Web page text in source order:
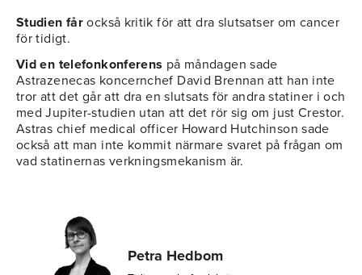
Studien får också kritik för att dra slutsatser om cancer
för tidigt.
Vid en telefonkonferens på måndagen sade
Astrazenecas koncernchef David Brennan att han inte
tror att det går att dra en slutsats för andra statiner i och
med Jupiter-studien utan att det rör sig om just Crestor.
Astras chief medical officer Howard Hutchinson sade
också att man inte kommit närmare svaret på frågan om
vad statinernas verkningsmekanism är.
Petra Hedbom